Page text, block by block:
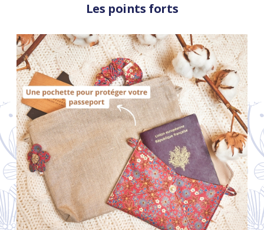
Les points forts